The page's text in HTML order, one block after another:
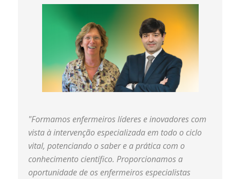
"Formamos enfermeiros líderes e inovadores com
vista à intervenção especializada em todo o ciclo
vital, potenciando o saber e a prática com o
conhecimento científico. Proporcionamos a
oportunidade de os enfermeiros especialistas